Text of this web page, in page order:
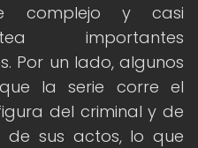
complejo y casi
importantes
Por un lado, algunos
la serie corre el
del criminal y de
de sus actos, lo que